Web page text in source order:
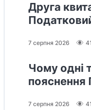
Друга
7 серпня 2026
Чому одні
7 серпня 2026 41